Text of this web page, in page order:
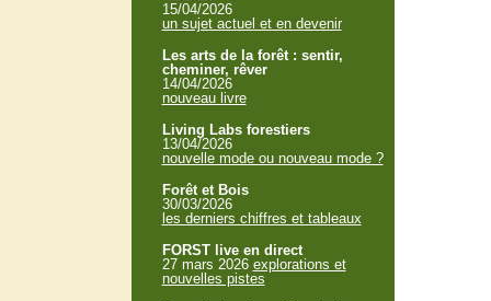
15/04/2026
un sujet actuel et en devenir
Les arts de la forêt : sentir,
cheminer, rêver
14/04/2026
nouveau livre
Living Labs forestiers
13/04/2026
nouvelle mode ou nouveau mode ?
Forêt et Bois
30/03/2026
les derniers chiffres et tableaux
FORST live en direct
27 mars 2026 explorations et
nouvelles pistes